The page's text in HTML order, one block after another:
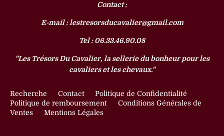
Contact :
E-mail : lestresorsducavalier@gmail.com
Tel : 06.33.46.90.08
"Les Trésors Du Cavalier, la sellerie du bonheur pour les
cavaliers et les chevaux."
Recherche Contact
Politique de Confidentialité
Politique de remboursement
Conditions Générales de
Ventes
Mentions Légales